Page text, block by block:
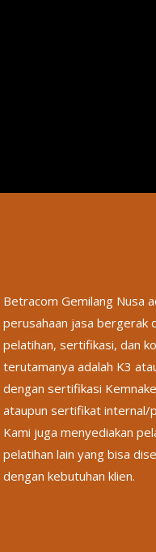
Betracom Gemilang Nusa
perusahaan jasa bergerak
pelatihan, sertifikasi, dan
terutamanya adalah K3
dengan sertifikasi
ataupun sertifikat internal/
Kami juga menyediakan
pelatihan lain yang bisa
dengan kebutuhan klien.